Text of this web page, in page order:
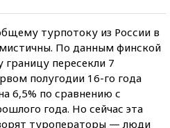
турпотоку из России в
По данным финской
пересекли 7
полугодии 16-го года
6,5% по сравнению с
года. Но сейчас эта
туроператоры — люди